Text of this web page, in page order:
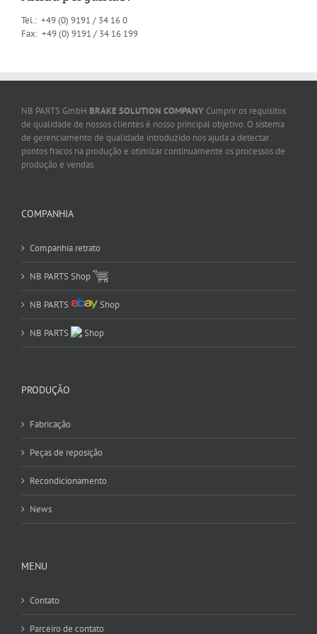
Tel.: +49 (0) 9191 / 34 16 0
Fax: +49 (0) 9191 / 34 16 199
NB PARTS GmbH BRAKE SOLUTION COMPANY Cumprir os requisitos
de qualidade de nossos clientes é nosso principal objetivo. O sistema
de gerenciamento de qualidade introduzido nos ajuda a detectar
pontos fracos na produção e otimizar continuamente os processos de
produção e vendas.
COMPANHIA
Companhia retrato
NB PARTS Shop
NB PARTS Shop
NB PARTS Shop
PRODUÇÃO
Fabricação
Peças de reposição
Recondicionamento
News
MENU
Contato
Parceiro de contato